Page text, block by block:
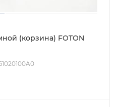
(корзина) FOTON